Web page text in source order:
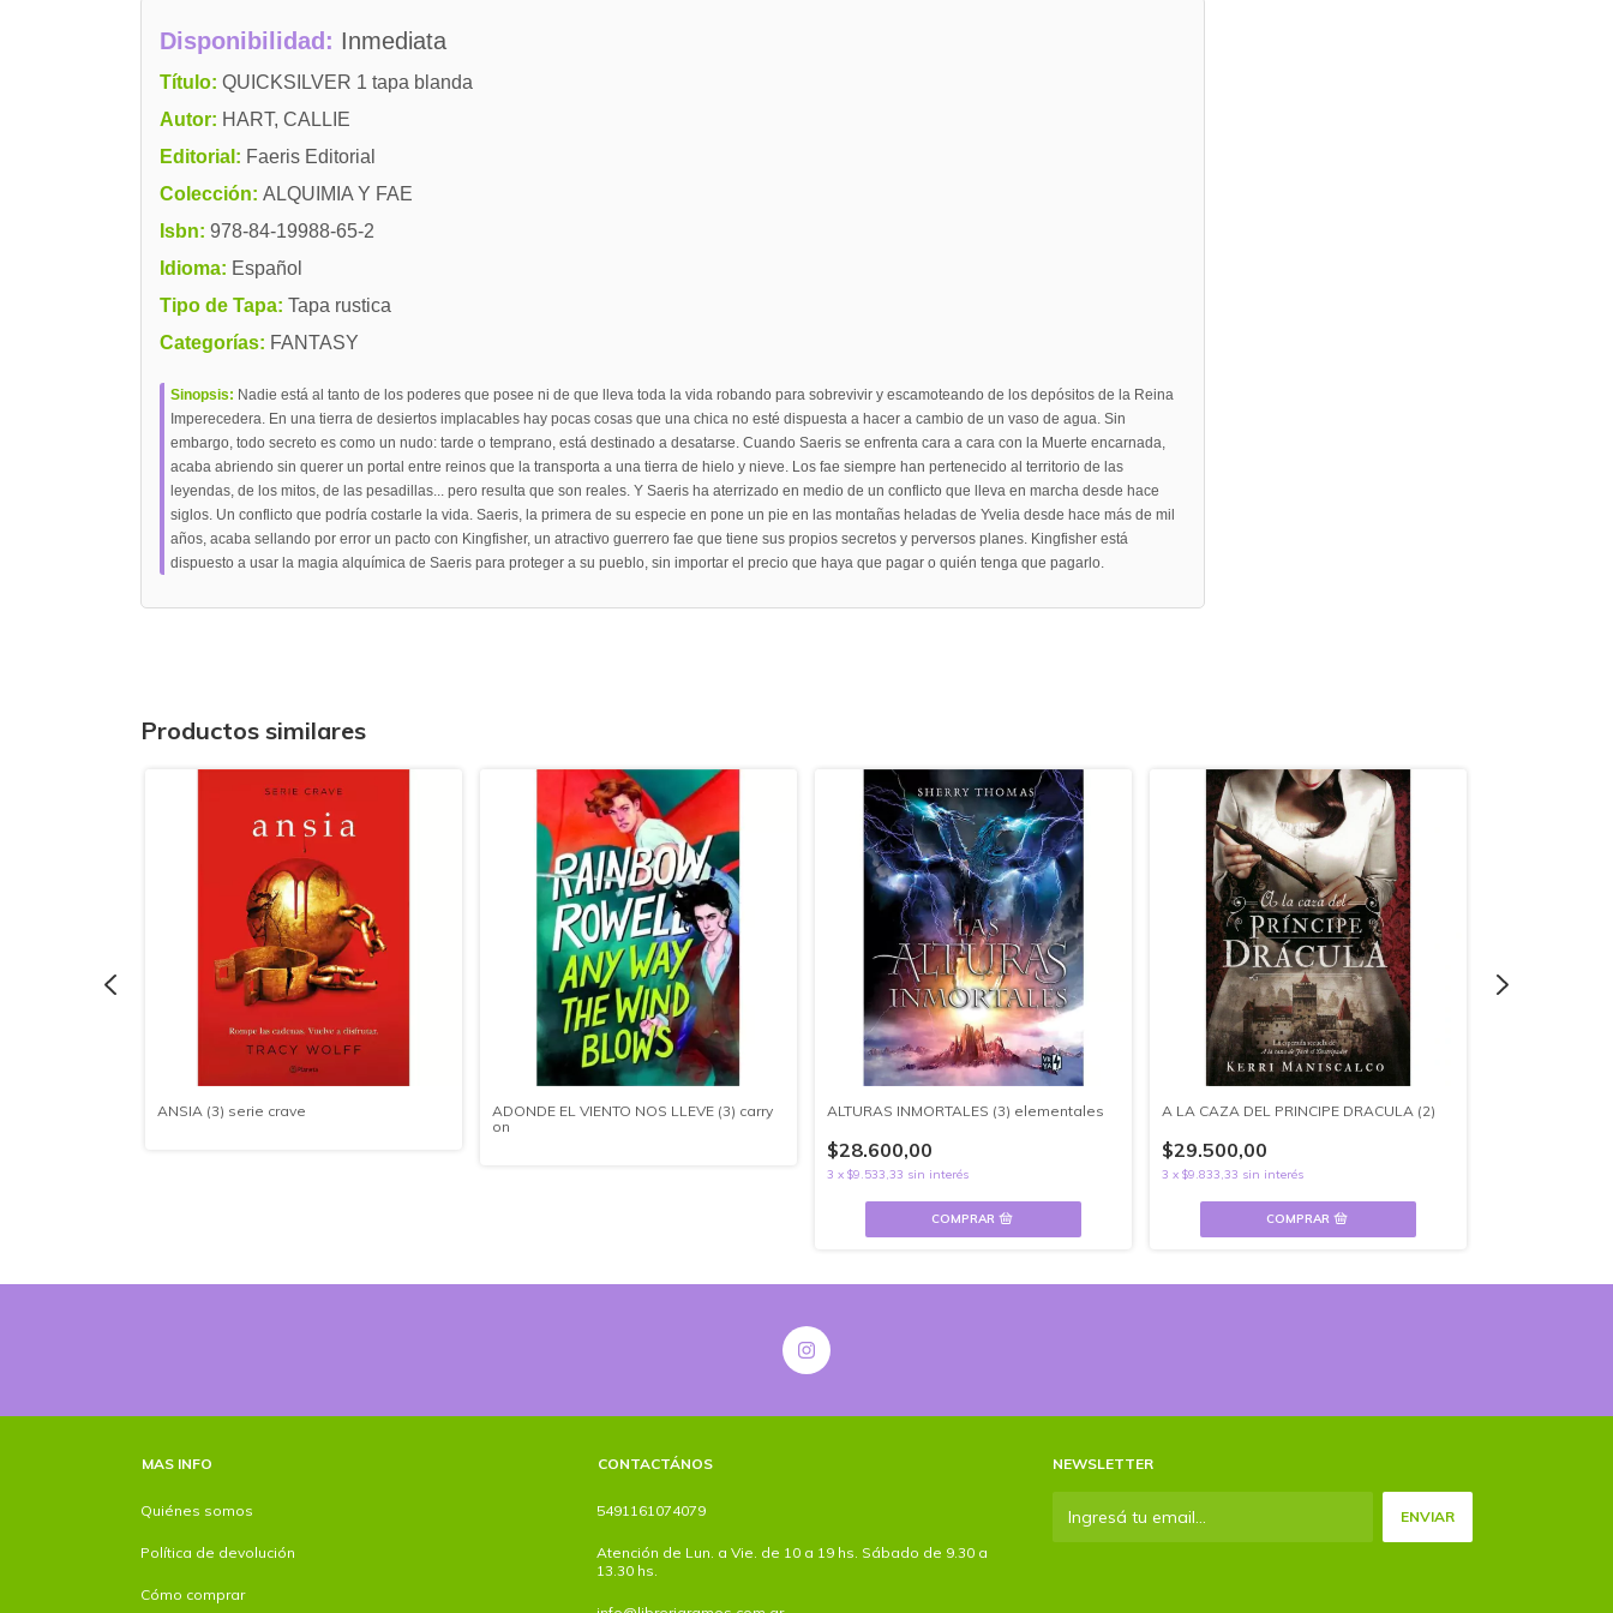
Disponibilidad: Inmediata
Título: QUICKSILVER 1 tapa blanda
Autor: HART, CALLIE
Editorial: Faeris Editorial
Colección: ALQUIMIA Y FAE
Isbn: 978-84-19988-65-2
Idioma: Español
Tipo de Tapa: Tapa rustica
Categorías: FANTASY
Sinopsis: Nadie está al tanto de los poderes que posee ni de que lleva toda la vida robando para sobrevivir y escamoteando de los depósitos de la Reina
Imperecedera. En una tierra de desiertos implacables hay pocas cosas que una chica no esté dispuesta a hacer a cambio de un vaso de agua. Sin
embargo, todo secreto es como un nudo: tarde o temprano, está destinado a desatarse. Cuando Saeris se enfrenta cara a cara con la Muerte encarnada,
acaba abriendo sin querer un portal entre reinos que la transporta a una tierra de hielo y nieve. Los fae siempre han pertenecido al territorio de las
leyendas, de los mitos, de las pesadillas... pero resulta que son reales. Y Saeris ha aterrizado en medio de un conflicto que lleva en marcha desde hace
siglos. Un conflicto que podría costarle la vida. Saeris, la primera de su especie en pone un pie en las montañas heladas de Yvelia desde hace más de mil
años, acaba sellando por error un pacto con Kingfisher, un atractivo guerrero fae que tiene sus propios secretos y perversos planes. Kingfisher está
dispuesto a usar la magia alquímica de Saeris para proteger a su pueblo, sin importar el precio que haya que pagar o quién tenga que pagarlo.
Productos similares
ANSIA (3) serie crave
ADONDE EL VIENTO NOS LLEVE (3) carry
on
ALTURAS INMORTALES (3) elementales
$28.600,00
3 x $9.533,33 sin interés
A LA CAZA DEL PRINCIPE DRACULA (2)
$29.500,00
3 x $9.833,33 sin interés
MAS INFO
Quiénes somos
Política de devolución
Cómo comprar
CONTACTÁNOS
5491161074079
Atención de Lun. a Vie. de 10 a 19 hs. Sábado de 9.30 a
13.30 hs.
NEWSLETTER